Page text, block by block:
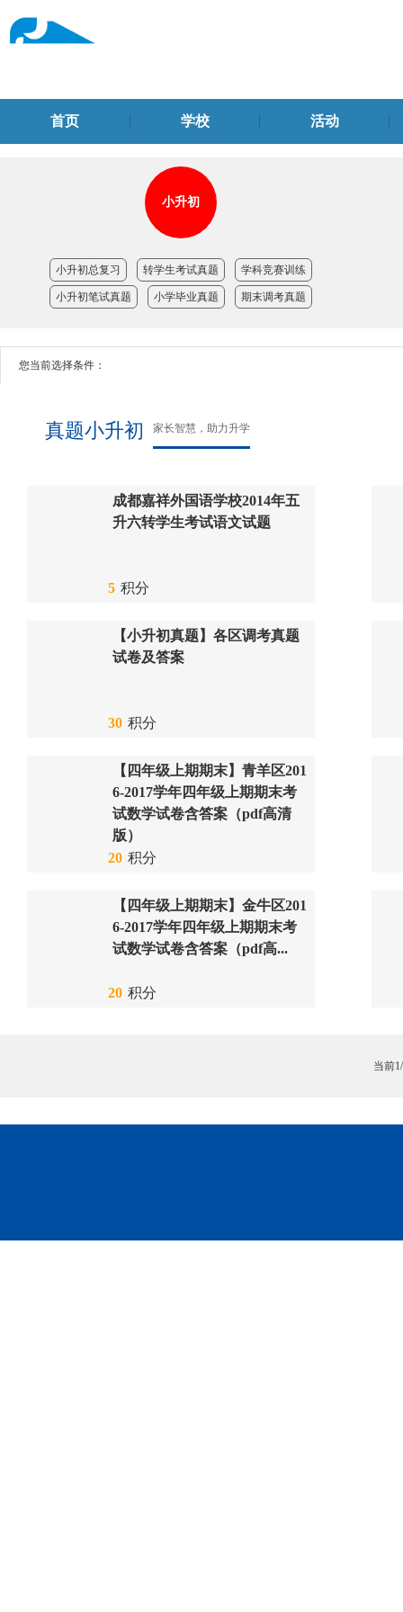
首页 学校 活动
小升初
小升初总复习 转学生考试真题 学科竞赛训练
小升初笔试真题 小学毕业真题 期末调考真题
您当前选择条件：
真题小升初 家长智慧，助力升学
成都嘉祥外国语学校2014年五
升六转学生考试语文试题
5 积分
【小升初真题】各区调考真题
试卷及答案
30 积分
【四年级上期期末】青羊区201
6-2017学年四年级上期期末考
试数学试卷含答案（pdf高清
版）
20 积分
【四年级上期期末】金牛区201
6-2017学年四年级上期期末考
试数学试卷含答案（pdf高...
20 积分
当前